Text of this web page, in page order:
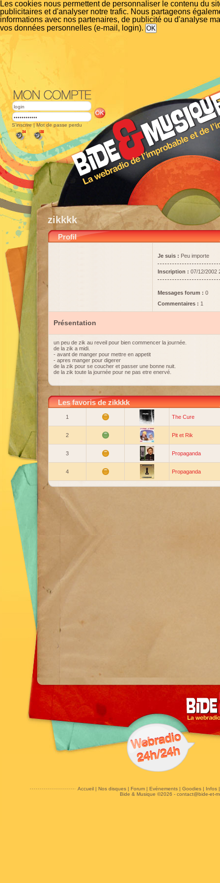
Les cookies nous permettent de personnaliser le contenu du
publicitaires et d'analyser notre trafic. Nous partageons
informations avec nos partenaires, de publicité ou d'analyse
vos données personnelles (e-mail, login).
S'inscrire | Mot de passe perdu
zikkkk
Profil
Je suis : Peu importe
Inscription : 07/12/2002
Messages forum : 0
Commentaires : 1
Présentation
un peu de zik au reveil pour bien commencer la journée.
de la zik a midi.
- avant de manger pour mettre en appetit
- apres manger pour digerer
de la zik pour se coucher et passer une bonne nuit.
de la zik toute la journée pour ne pas etre enervé.
Les favoris de zikkkk
1 The Cure
2 Pit et Rik
3 Propaganda
4 Propaganda
Accueil| Nos disques| Forum| Evénements| Goodies| Infos
Bide & Musique ©2026 - contact@bide-et-